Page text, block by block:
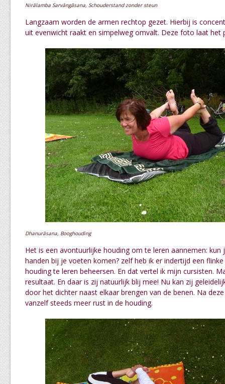
Nirālamba Sarvāngāsana, Schouderstand zonder steun
Langzaam worden de armen rechtop gezet. Hierbij is
uit evenwicht raakt en simpelweg omvalt. Deze foto laat het
Dhanurāsana, Booghouding
Het is een avontuurlijke houding om te leren aannemen:
handen bij je voeten komen? zelf heb ik er indertijd een
houding te leren beheersen. En dat vertel ik mijn cursisten.
resultaat. En daar is zij natuurlijk blij mee! Nu kan zij
door het dichter naast elkaar brengen van de benen. Na
vanzelf steeds meer rust in de houding.